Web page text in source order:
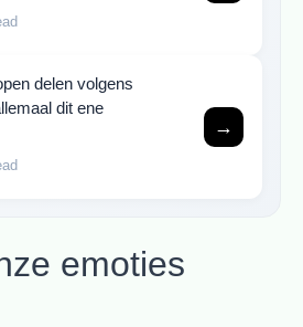
delen volgens
dit ene
→
emoties